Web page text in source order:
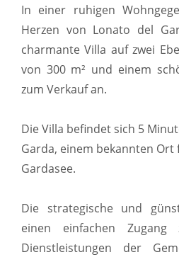
In einer ruhigen
Herzen von Lonato del
charmante Villa auf zwei
von 300 m² und einem
zum Verkauf an.
Die Villa befindet sich 5
Garda, einem bekannten
Gardasee.
Die strategische und
einen einfachen
Dienstleistungen der